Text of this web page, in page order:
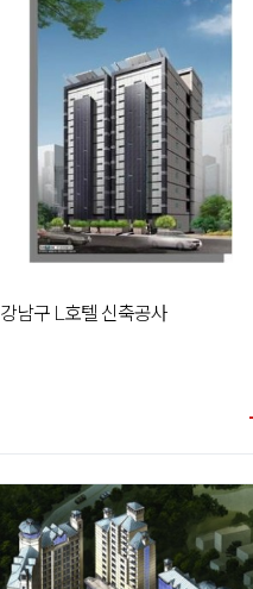
강남구 L호텔 신축공사